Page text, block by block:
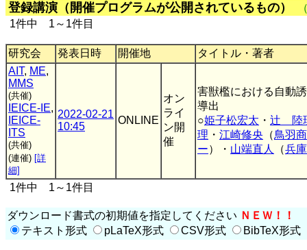
登録講演（開催プログラムが公開されているもの）
1件中 1～1件目
研究会 発表日時 開催地
タイトル・著者
AIT, ME,
MMS
(共催)
IEICE-IE,
IEICE-
ITS
(共催)
(連催) [詳
細]
2022-02-21
10:45
ONLINE
オン
ライ
ン開
催
害獣檻における自動
導出
○姫子松宏太 ・ 辻 陸
理 ・ 江崎修央 （鳥羽
ー）・ 山端直人 （兵
1件中 1～1件目
ダウンロード書式の初期値を指定してください ＮＥＷ！！
テキスト形式
pLaTeX形式 CSV形式 BibTeX形式